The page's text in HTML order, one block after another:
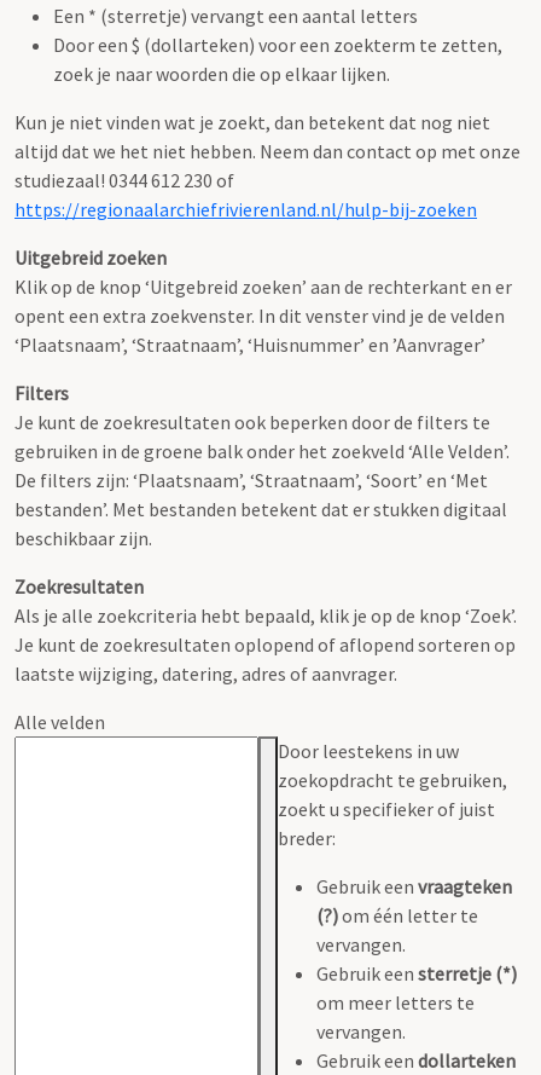
Een * (sterretje) vervangt een aantal letters
Door een $ (dollarteken) voor een zoekterm te zetten,
zoek je naar woorden die op elkaar lijken.
Kun je niet vinden wat je zoekt, dan betekent dat nog niet
altijd dat we het niet hebben. Neem dan contact op met onze
studiezaal! 0344 612 230 of
https://regionaalarchiefrivierenland.nl/hulp-bij-zoeken
Uitgebreid zoeken
Klik op de knop ‘Uitgebreid zoeken’ aan de rechterkant en er
opent een extra zoekvenster. In dit venster vind je de velden
‘Plaatsnaam’, ‘Straatnaam’, ‘Huisnummer’ en ’Aanvrager’
Filters
Je kunt de zoekresultaten ook beperken door de filters te
gebruiken in de groene balk onder het zoekveld ‘Alle Velden’.
De filters zijn: ‘Plaatsnaam’, ‘Straatnaam’, ‘Soort’ en ‘Met
bestanden’. Met bestanden betekent dat er stukken digitaal
beschikbaar zijn.
Zoekresultaten
Als je alle zoekcriteria hebt bepaald, klik je op de knop ‘Zoek’.
Je kunt de zoekresultaten oplopend of aflopend sorteren op
laatste wijziging, datering, adres of aanvrager.
Alle velden
Door leestekens in uw
zoekopdracht te gebruiken,
zoekt u specifieker of juist
breder:
Gebruik een vraagteken
(?)om één letter te
vervangen.
Gebruik een sterretje (*)
om meer letters te
vervangen.
Gebruik een dollarteken